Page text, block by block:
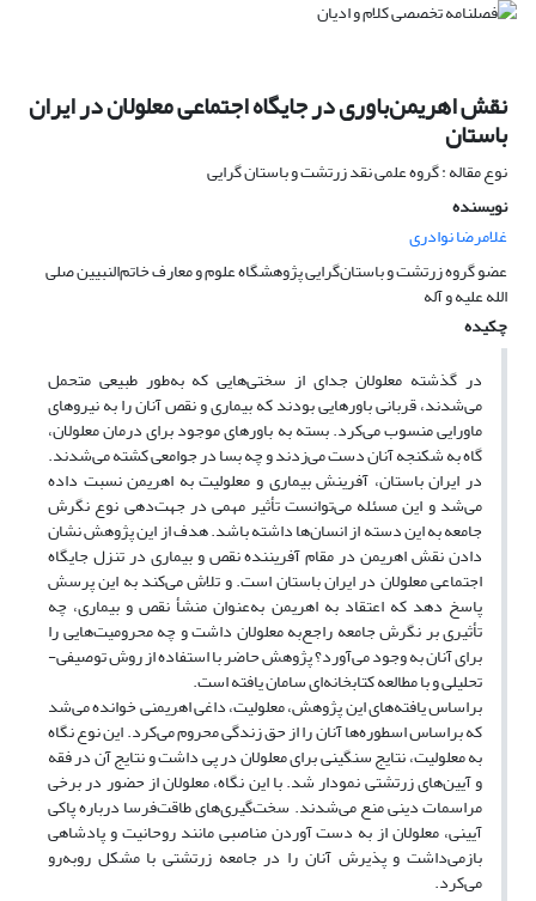
نقش اهریمن‌باوری در جایگاه اجتماعی معلولان در ایران
باستان
نوع مقاله : گروه علمی نقد زرتشت و باستان گرایی
نویسنده
غلامرضا نوادری
عضو گروه زرتشت و باستان‌گرایی پژوهشگاه علوم و معارف خاتم‌النبیین صلی
الله علیه و آله
چکیده
در گذشته معلولان جدای از سختی‌هایی که به‌طور طبیعی متحمل
می‌شدند، قربانی باورهایی بودند که بیماری و نقص آنان را به نیرو‌های
ماورایی منسوب می‌کرد. بسته به باور‌های موجود برای درمان معلولان،
گاه به شکنجه آنان دست می‌زدند و چه بسا در جوامعی کشته می‌شدند.
در ایران باستان، آفرینش بیماری و معلولیت‌ به اهریمن نسبت داده
می‌شد و این مسئله می‌توانست تأثیر مهمی در جهت‌دهی نوع نگرش
جامعه به این دسته از انسان‌ها داشته باشد. هدف از این پژوهش نشان
دادن نقش اهریمن در مقام آفریننده نقص و بیماری در تنزل جایگاه
اجتماعی معلولان در ایران باستان است. و تلاش می‌کند به این پرسش
پاسخ دهد که اعتقاد به اهریمن به‌عنوان منشأ نقص و بیماری، چه
تأثیری بر نگرش جامعه راجع‌به معلولان داشت و چه محرومیت‌هایی را
برای آنان به وجود می‌آورد؟ پژوهش حاضر با استفاده از روش توصیفی-
تحلیلی و با مطالعه کتابخانه‌ای سامان یافته است.
براساس یافته‌‌های این پژوهش، معلولیت، داغی اهریمنی خوانده می‌شد
که براساس اسطوره‌ها آنان را از حق زندگی محروم می‌کرد. این نوع نگاه
به معلولیت، نتایج سنگینی برای معلولان در پی داشت و نتایج آن در فقه
و آیین‌‌های زرتشتی نمودار شد. با این نگاه، معلولان از حضور در برخی
مراسمات دینی منع می‌شدند. سخت‌گیری‌‌های طاقت‌فرسا درباره پاکی
آیینی، معلولان از به دست آوردن مناصبی مانند روحانیت و پادشاهی
بازمی‌داشت و پذیرش آنان را در جامعه زرتشتی با مشکل روبه‌رو
می‌کرد.